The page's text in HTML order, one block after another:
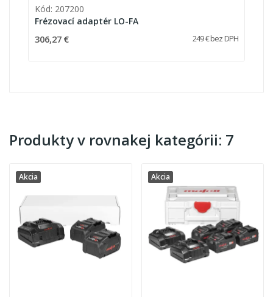
Kód: 207200
Frézovací adaptér LO-FA
306,27 € 249 € bez DPH
Produkty v rovnakej kategórii: 7
Akcia Akcia